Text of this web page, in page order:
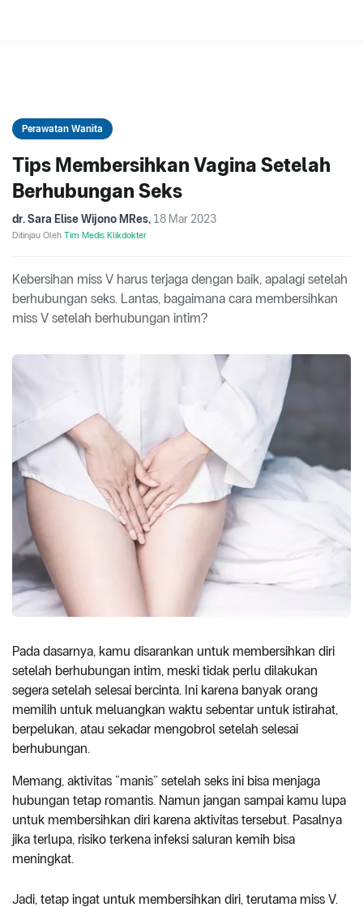
Perawatan Wanita
Tips Membersihkan Vagina Setelah
Berhubungan Seks
dr. Sara Elise Wijono MRes, 18 Mar 2023
Ditinjau Oleh Tim Medis Klikdokter
Kebersihan miss V harus terjaga dengan baik, apalagi setelah
berhubungan seks. Lantas, bagaimana cara membersihkan
miss V setelah berhubungan intim?
Pada dasarnya, kamu disarankan untuk membersihkan diri
setelah berhubungan intim, meski tidak perlu dilakukan
segera setelah selesai bercinta. Ini karena banyak orang
memilih untuk meluangkan waktu sebentar untuk istirahat,
berpelukan, atau sekadar mengobrol setelah selesai
berhubungan.
Memang, aktivitas “manis” setelah seks ini bisa menjaga
hubungan tetap romantis. Namun jangan sampai kamu lupa
untuk membersihkan diri karena aktivitas tersebut. Pasalnya
jika terlupa, risiko terkena infeksi saluran kemih bisa
meningkat.
Jadi, tetap ingat untuk membersihkan diri, terutama miss V.